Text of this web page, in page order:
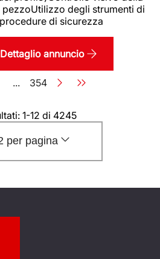
degli strumenti di
di sicurezza
Dettaglio annuncio
... Pagina
354
1-12 di 4245
per pagina